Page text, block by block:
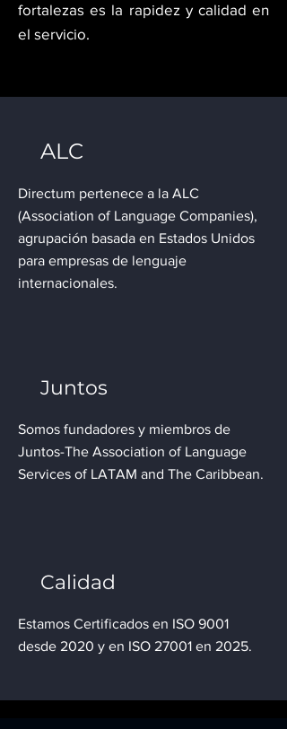
fortalezas es la rapidez y calidad en
el servicio.
ALC
Directum pertenece a la ALC
(Association of Language Companies),
agrupación basada en Estados Unidos
para empresas de lenguaje
internacionales.
Juntos
Somos fundadores y miembros de
Juntos-The Association of Language
Services of LATAM and The Caribbean.
Calidad
Estamos Certificados en ISO 9001
desde 2020 y en ISO 27001 en 2025.